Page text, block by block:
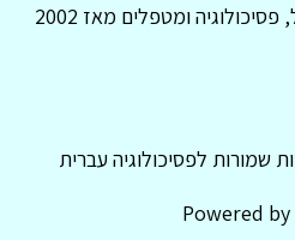
ומטפלים מאז 2002
Powered by